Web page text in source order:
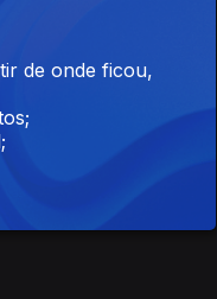
de onde ficou,